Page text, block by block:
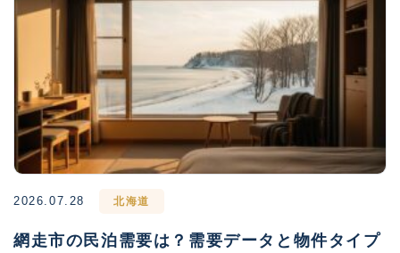
2026.07.28 北海道
網走市の民泊需要は？需要データと物件タイプ